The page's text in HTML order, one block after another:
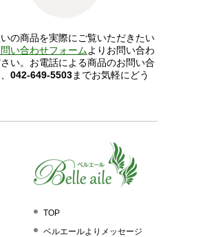
の商品を実際にご覧いただきたい
い合わせフォームよりお問い合わ
い。お電話による商品のお問い合
042-649-5503までお気軽にどう
TOP
ベルエールよりメッセージ